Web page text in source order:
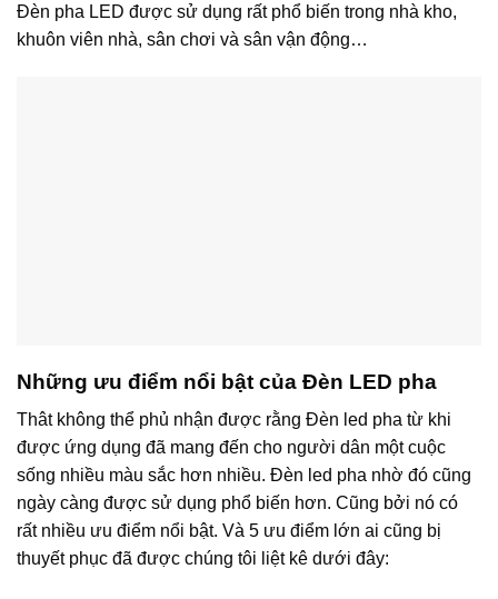
Đèn pha LED được sử dụng rất phổ biến trong nhà kho,
khuôn viên nhà, sân chơi và sân vận động…
Những ưu điểm nổi bật của Đèn LED pha
Thât không thể phủ nhận được rằng Đèn led pha từ khi
được ứng dụng đã mang đến cho người dân một cuộc
sống nhiều màu sắc hơn nhiều. Đèn led pha nhờ đó cũng
ngày càng được sử dụng phổ biến hơn. Cũng bởi nó có
rất nhiều ưu điểm nổi bật. Và 5 ưu điểm lớn ai cũng bị
thuyết phục đã được chúng tôi liệt kê dưới đây: